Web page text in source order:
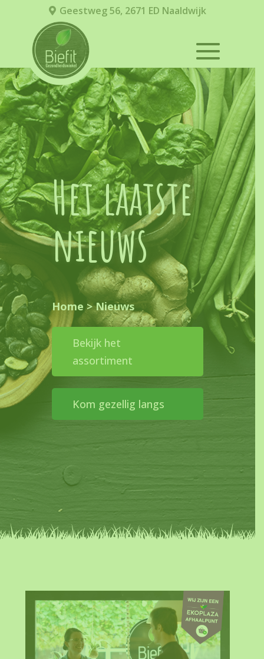
Geestweg 56, 2671 ED Naaldwijk
Het laatste
nieuws
Home >Nieuws
Bekijk het
assortiment
Kom gezellig langs